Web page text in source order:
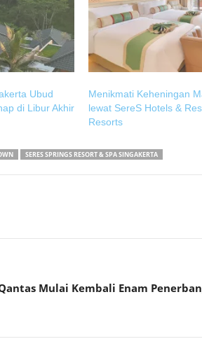
Ubud
di Libur Akhir
Menikmati Keheningan
lewat SereS Hotels &
Resorts
SERES SPRINGS RESORT & SPA SINGAKERTA
Mulai Kembali Enam